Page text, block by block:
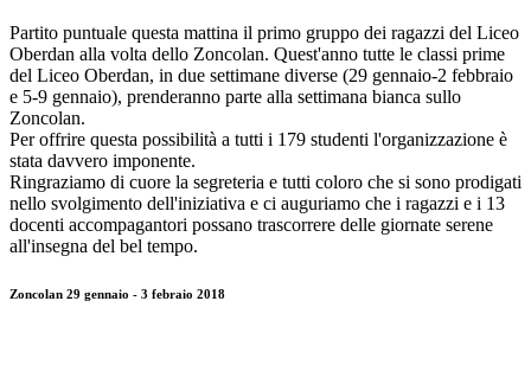
Partito puntuale questa mattina il primo gruppo dei ragazzi del Liceo
Oberdan alla volta dello Zoncolan. Quest'anno tutte le classi prime
del Liceo Oberdan, in due settimane diverse (29 gennaio-2 febbraio
e 5-9 gennaio), prenderanno parte alla settimana bianca sullo
Zoncolan.
Per offrire questa possibilità a tutti i 179 studenti l'organizzazione è
stata davvero imponente.
Ringraziamo di cuore la segreteria e tutti coloro che si sono prodigati
nello svolgimento dell'iniziativa e ci auguriamo che i ragazzi e i 13
docenti accompagantori possano trascorrere delle giornate serene
all'insegna del bel tempo.
Zoncolan 29 gennaio - 3 febraio 2018